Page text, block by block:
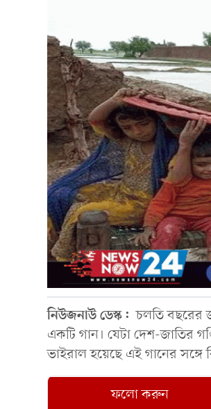
নিউজনাউ ডেস্ক: চলতি বছরের
একটি গান। যেটা দেশ-জাতির
ভাইরাল হয়েছে এই গানের সঙ্গে
ফলো করুন